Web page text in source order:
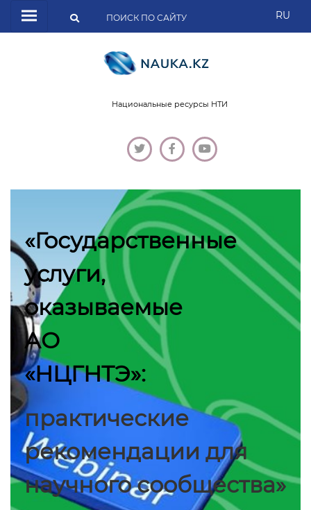
RU
Национальные ресурсы НТИ
«Государственные
услуги,
оказываемые
АО
«НЦГНТЭ»:
практические
рекомендации для
научного сообщества»